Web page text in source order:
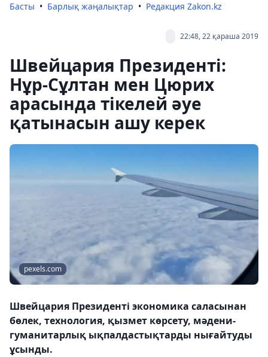
Басты Барлық жаңалықтар Редакция Zakon.kz
22:48, 22 қараша 2019
Швейцария Президенті:
Нұр-Сұлтан мен Цюрих
арасында тікелей әуе
қатынасын ашу керек
pexels.com
Швейцария Президенті экономика саласынан
бөлек, технология, қызмет көрсету, мәдени-
гуманитарлық ықпалдастықтарды нығайтуды
ұсынды.